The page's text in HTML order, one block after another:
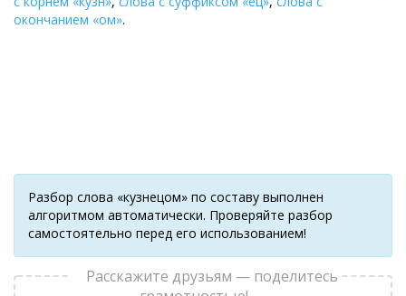
окончанием «ом».
Разбор слова «кузнецом» по составу выполнен
алгоритмом автоматически. Проверяйте разбор
самостоятельно перед его использованием!
Расскажите друзьям — поделитесь